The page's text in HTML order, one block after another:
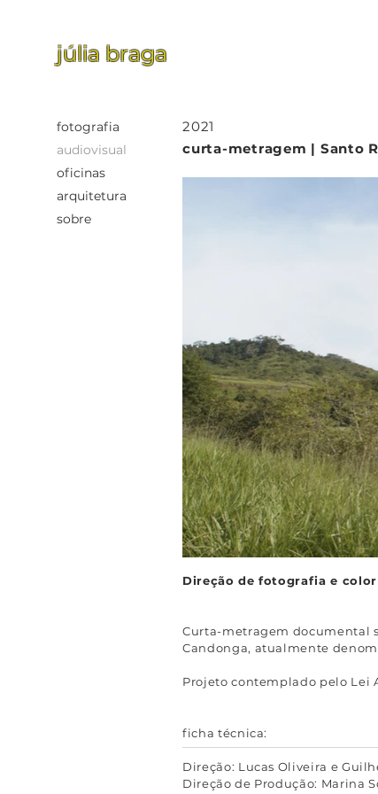
fotografia
audiovisual
oficinas
arquitetura
sobre
júlia braga
2021
curta-metragem | Santo
Direção de fotografia e
Curta-metragem documental
Candonga, atualmente
Projeto contemplado pelo Lei
ficha técnica:
Direção: Lucas Oliveira e
Direção de Produção: Marina